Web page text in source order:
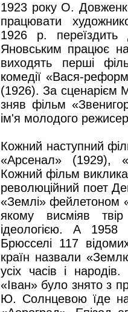
1923 року О.
працювати
1926 р.
Яновським працює
виходять перші
комедії «Вася-
(1926). За сценарієм
зняв фільм
ім'я молодого
Кожний наступний
«Арсенал» (1929),
Кожний фільм
революційний поет
«Землі» фейлетоном
якому висміяв
ідеологією. А 1958
Брюсселі 117 відомих
країн назвали
усіх часів і
«Іван» було знято з
Ю. Солнцевою їде